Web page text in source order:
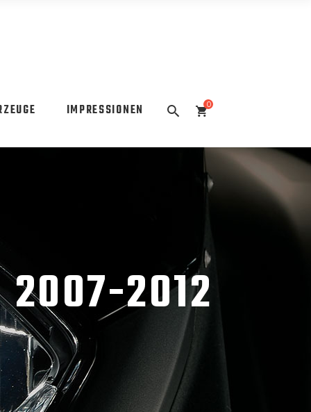
IMPRESSIONEN 0
2007-2012